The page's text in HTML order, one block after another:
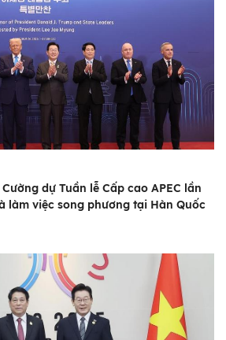
dự Tuần lễ Cấp cao APEC lần
làm việc song phương tại Hàn Quốc